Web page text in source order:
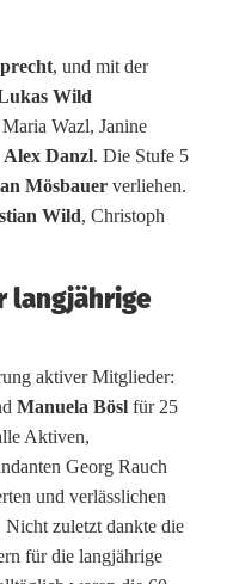
, und mit der
Wild
Wazl, Janine
Alex Danzl. Die Stufe 5
Mösbauer verliehen.
Wild, Christoph
langjährige
aktiver Mitglieder:
Manuela Bösl für 25
Aktiven,
Georg Rauch
und verlässlichen
zuletzt dankte die
für die langjährige